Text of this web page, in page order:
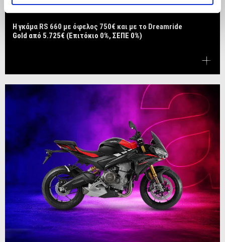
Η γκάμα RS 660 με όφελος 750€ και με το Dreamride
Gold από 5.725€ (Επιτόκιο 0%, ΣΕΠΕ 0%)